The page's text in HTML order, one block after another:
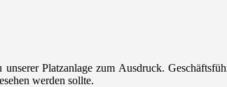
Platzanlage zum Ausdruck.
werden sollte.